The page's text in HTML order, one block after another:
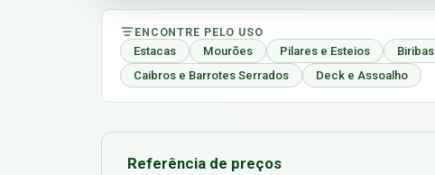
ENCONTRE PELO USO
Estacas
Mourões Pilares e Esteios Biribas
Caibros e Barrotes Serrados
Deck e Assoalho
Referência de preços